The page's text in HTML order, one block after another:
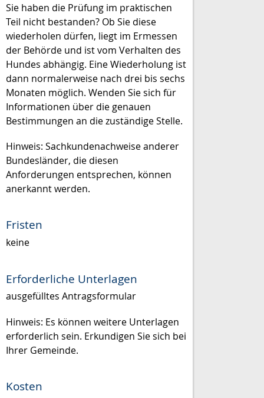
Sie haben die Prüfung im praktischen
Teil nicht bestanden? Ob Sie diese
wiederholen dürfen, liegt im Ermessen
der Behörde und ist vom Verhalten des
Hundes abhängig. Eine Wiederholung ist
dann normalerweise nach drei bis sechs
Monaten möglich. Wenden Sie sich für
Informationen über die genauen
Bestimmungen an die zuständige Stelle.
Hinweis: Sachkundenachweise anderer
Bundesländer, die diesen
Anforderungen entsprechen, können
anerkannt werden.
Fristen
keine
Erforderliche Unterlagen
ausgefülltes Antragsformular
Hinweis: Es können weitere Unterlagen
erforderlich sein. Erkundigen Sie sich bei
Ihrer Gemeinde.
Kosten